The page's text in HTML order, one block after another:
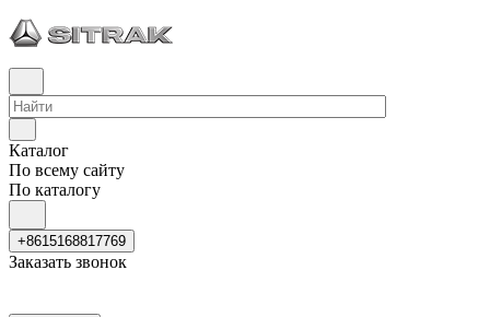
Каталог
По всему сайту
По каталогу
+8615168817769
Заказать звонок